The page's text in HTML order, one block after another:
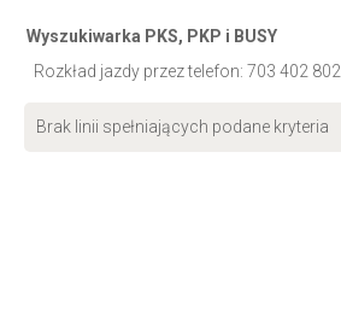
Wyszukiwarka PKS, PKP i BUSY
Rozkład jazdy przez telefon: 703 402 802
Brak linii spełniających podane kryteria